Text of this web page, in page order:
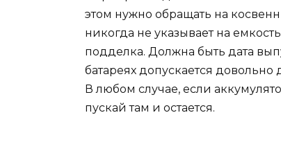
этом нужно обращать на
никогда не указывает на
подделка. Должна быть дата
батареях допускается
В любом случае, если
пускай там и остается.